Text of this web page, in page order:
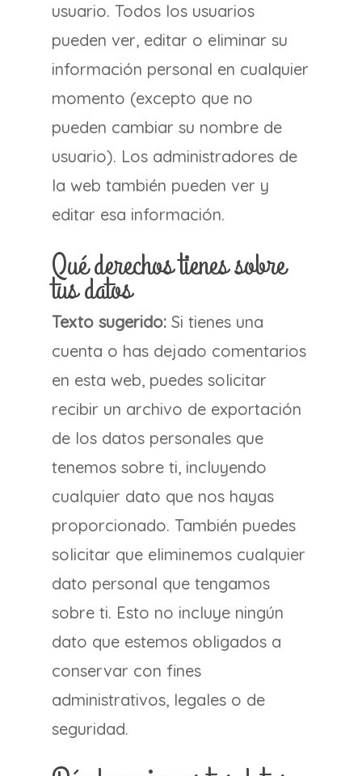
usuario. Todos los usuarios
pueden ver, editar o eliminar su
información personal en cualquier
momento (excepto que no
pueden cambiar su nombre de
usuario). Los administradores de
la web también pueden ver y
editar esa información.
Qué derechos tienes sobre
tus datos
Texto sugerido: Si tienes una
cuenta o has dejado comentarios
en esta web, puedes solicitar
recibir un archivo de exportación
de los datos personales que
tenemos sobre ti, incluyendo
cualquier dato que nos hayas
proporcionado. También puedes
solicitar que eliminemos cualquier
dato personal que tengamos
sobre ti. Esto no incluye ningún
dato que estemos obligados a
conservar con fines
administrativos, legales o de
seguridad.